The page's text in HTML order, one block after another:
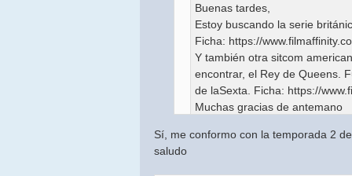
Buenas tardes,
Estoy buscando la serie
Ficha: https://
Y también otra sitcom
encontrar, el Rey de Queens.
de laSexta. Ficha: https://
Muchas gracias de antemano
Hola a las buenas, en cuanto a la
Sí, me conformo con la temporada 2
saludo